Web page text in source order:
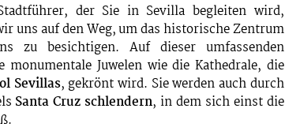
der Sie in Sevilla begleiten wird,
uns auf den Weg, um das historische Zentrum
zu besichtigen. Auf dieser umfassenden
monumentale Juwelen wie die Kathedrale, die
Sevillas, gekrönt wird. Sie werden auch durch
Santa Cruz schlendern, in dem sich einst die